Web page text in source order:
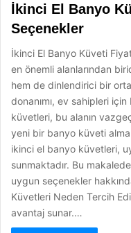
İkinci El Banyo
Seçenekler
İkinci El Banyo Küveti
en önemli alanlarından
hem de dinlendirici bir
donanımı, ev sahipleri
küvetleri, bu alanın
yeni bir banyo küveti
ikinci el banyo küvetleri,
sunmaktadır. Bu
uygun seçenekler
Küvetleri Neden Tercih
avantaj sunar.…